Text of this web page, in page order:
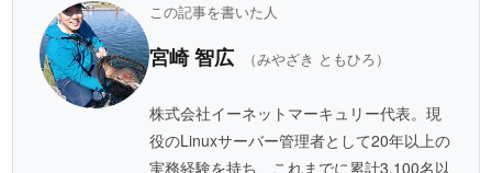
この記事を書いた人
宮崎 智広 （みやざき ともひろ）
株式会社イーネットマーキュリー代表。現
役のLinuxサーバー管理者として20年以上の
実務経験を持ち、これまでに累計3,100名以